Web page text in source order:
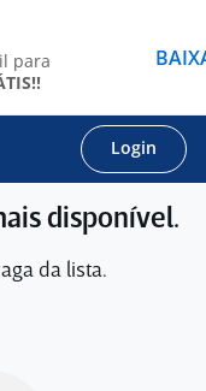
Login
disponível.
da lista.
para